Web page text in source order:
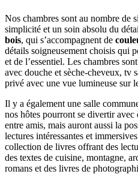
Nos chambres sont au nombre de
simplicité et un soin absolu du
bois, qui s’accompagnent de
détails soigneusement choisis qui
et de l’essentiel. Les chambres
avec douche et sèche-cheveux, tv
privé avec une vue lumineuse sur
Il y a également une salle
nos hôtes pourront se divertir avec
entre amis, mais auront aussi la
lectures intéressantes et
collection de livres offrant des
des textes de cuisine, montagne,
romans et des livres de